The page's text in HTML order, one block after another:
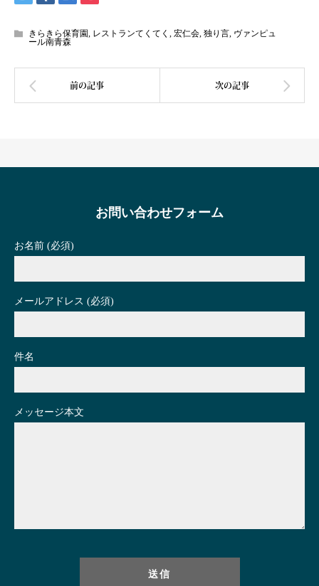
きらきら保育園 レストランてくてく 宏仁会 独り言 ヴァンピュ
ール南青森
お問い合わせフォーム
お名前 (必須)
メールアドレス (必須)
件名
メッセージ本文